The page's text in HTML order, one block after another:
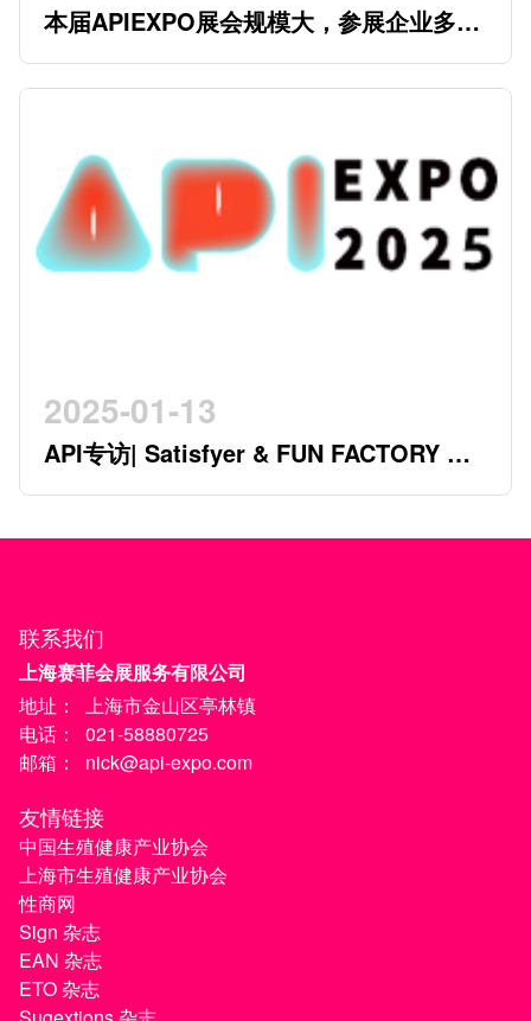
本届APIEXPO展会规模大，参展企业多，
参观观众多，看展时间紧，怎么办？
2025-01-13
API专访| Satisfyer & FUN FACTORY 开
创行业新时代的德系双星
联系我们
上海赛菲会展服务有限公司
地址：
上海市金山区亭林镇
电话：
021-58880725
邮箱：
nick@api-expo.com
友情链接
中国生殖健康产业协会
上海市生殖健康产业协会
性商网
Sign 杂志
EAN 杂志
ETO 杂志